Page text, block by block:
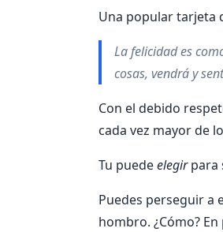
Una popular tarjeta
La felicidad es
cosas, vendrá y
Con el debido
cada vez mayor de
Tu puedeelegirpara
Puedes perseguir a
hombro. ¿Cómo?